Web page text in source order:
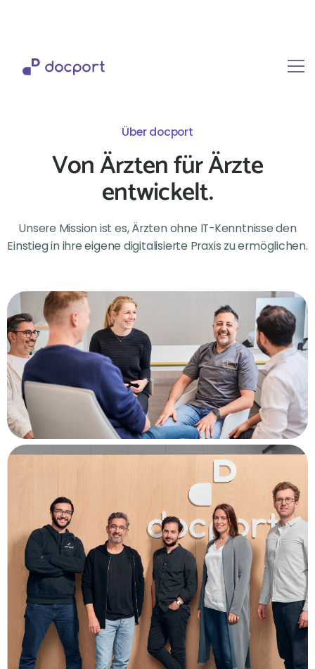
Über docport
Von Ärzten für Ärzte
entwickelt.
Unsere Mission ist es, Ärzten ohne IT-Kenntnisse den
Einstieg in ihre eigene digitalisierte Praxis zu ermöglichen.